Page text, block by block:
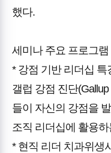
했다.
세미나 주요 프로그램
* 강점 기반 리더십
갤럽 강점 진단
들이 자신의 강점을
조직 리더십에 활용
* 현직 리더 치과위생